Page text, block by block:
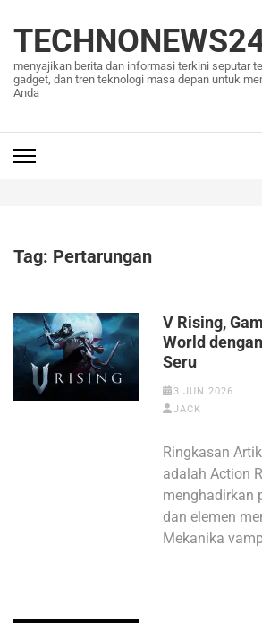
konten
(Tekan
Enter)
menyajikan berita dan informasi terkini seputar
gadget, dan tren teknologi masa depan untuk
Anda
Tag: Pertarungan
V Rising,
World
Seru
3 JUN 2026
JACK
Ringkasan
adalah Action
menghadirkan
dan elemen
Mekanika